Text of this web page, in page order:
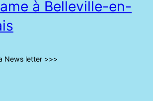
à Belleville-en-
News letter >>>